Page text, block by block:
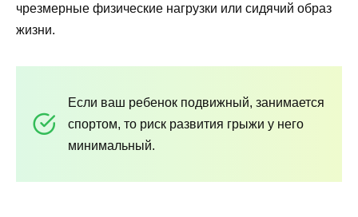
чрезмерные физические нагрузки или сидячий образ
жизни.
Если ваш ребенок подвижный, занимается
спортом, то риск развития грыжи у него
минимальный.